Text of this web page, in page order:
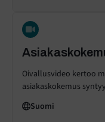
Oivallusvideo kertoo
asiakaskokemus
Suomi